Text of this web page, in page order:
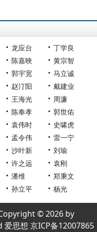
龙应台
丁学良
陈嘉映
黄宗智
郭宇宽
马立诚
赵汀阳
戴建业
王海光
周濂
陈奉孝
郭世佑
袁伟时
史啸虎
孟令伟
雷一宁
沙叶新
刘瑜
许之远
袁刚
潘维
郑秉文
孙立平 杨光
© 2026 by
思想 京ICP备12007865